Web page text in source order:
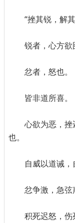
“挫其锐，解
锐者，心方欲
忿者，怒也。
皆非道所喜。
心欲为恶，
也。
自威以道诫，
忿争激，急弦
积死迟怒，